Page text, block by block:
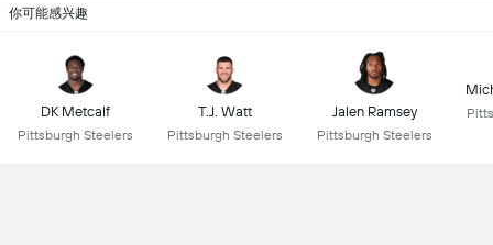
你可能感兴趣
DK Metcalf
Pittsburgh Steelers
T.J. Watt
Pittsburgh Steelers
Jalen Ramsey
Pittsburgh Steelers